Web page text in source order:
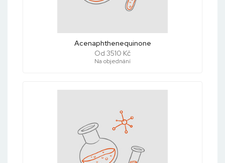
Acenaphthenequinone
Od 3510 Kč
Na objednání